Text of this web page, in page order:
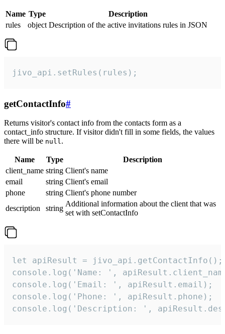
Name Type
Description
rules
object Description of the active invitations rules in JSON
jivo_api.setRules(rules);
getContactInfo#
Returns visitor's contact info from the contacts form as a
contact_info structure. If visitor didn't fill in some fields, the values
there will be null.
Name Type
Description
client_name string Client's name
email
string Client's email
phone
string Client's phone number
description
string
Additional information about the client that was
set with setContactInfo
let apiResult = jivo_api.getContactInfo();
console.log('Name: ',
console.log('Email: ', apiResult.email);
console.log('Phone: ', apiResult.phone);
console.log('Description: ',